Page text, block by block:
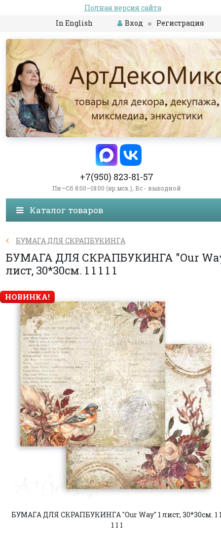
Полная версия сайта
In English
Вход Регистрация
+7(950) 823-81-57
Пн—Сб 8:00—18:00 (вр.мск.), Вс - выходной
Каталог товаров
БУМАГА ДЛЯ СКРАПБУКИНГА
БУМАГА ДЛЯ СКРАПБУКИНГА "Our
лист, 30*30см. 1 1 1 1 1
НОВИНКА!
БУМАГА ДЛЯ СКРАПБУКИНГА "Our Way" 1 лист, 30*30см. 1
1 1 1